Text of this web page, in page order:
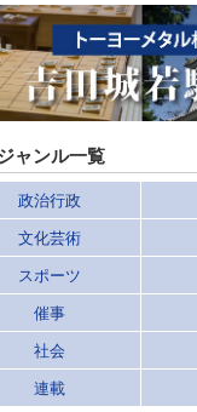
ャンル一覧
政治行政
文化芸術
スポーツ
催事
社会
連載